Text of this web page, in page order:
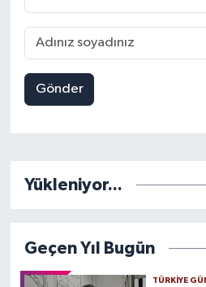
Gönder
Yükleniyor...
Geçen Yıl Bugün
TÜRKIYE